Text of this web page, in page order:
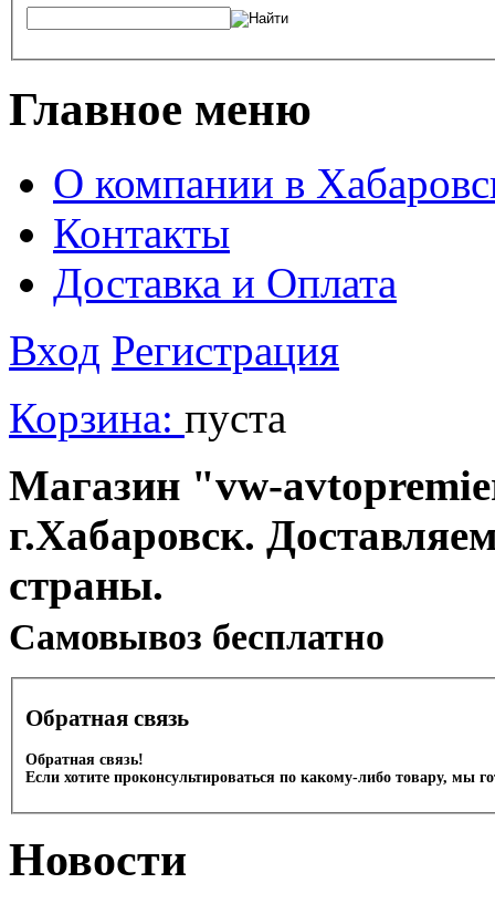
Главное меню
О компании в
Контакты
Доставка и Оплата
Вход Регистрация
Корзина: пуста
Магазин "vw-
г.Хабаровск.
страны.
Cамовывоз бесплатно
Обратная связь
Обратная связь!
Если хотите проконсультироваться по какому-либо товару, мы
Новости